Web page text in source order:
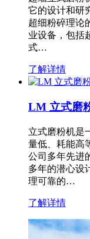
它的设计和研
超细粉碎理论
业设备，包括
式…
了解详情
LM 立式磨
立式磨粉机是
量低、耗能高
公司多年先进
多年的潜心设
理可靠的…
了解详情